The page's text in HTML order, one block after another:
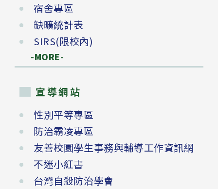
宿舍專區
缺曠統計表
SIRS(限校內)
-MORE-
宣導網站
性別平等專區
防治霸凌專區
友善校園學生事務與輔導工作資訊網
不迷小紅書
台灣自殺防治學會